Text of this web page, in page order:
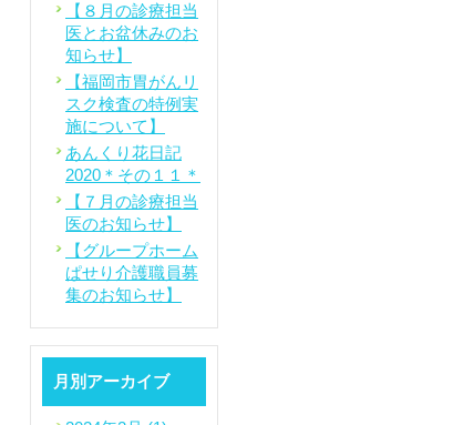
【８月の診療担当
医とお盆休みのお
知らせ】
【福岡市胃がんリ
スク検査の特例実
施について】
あんくり花日記
2020＊その１１＊
【７月の診療担当
医のお知らせ】
【グループホーム
ぱせり介護職員募
集のお知らせ】
月別アーカイブ